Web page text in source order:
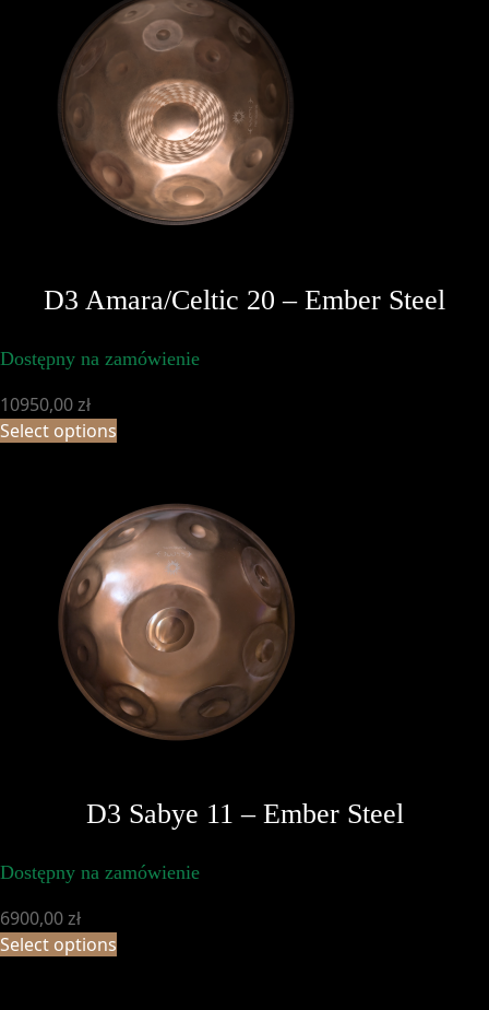
D3 Amara/Celtic 20 – Ember Steel
Dostępny na zamówienie
10950,00zł
Select options
D3 Sabye 11 – Ember Steel
Dostępny na zamówienie
6900,00zł
Select options